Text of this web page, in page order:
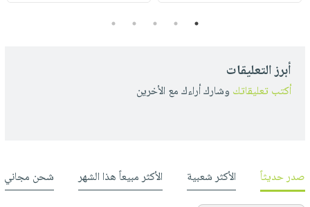
1
2
3
4
5
أبرز التعليقات
أكتب تعليقاتك وشارك أراءك مع الأخرين
صدر حديثاً الأكثر شعبية الأكثر مبيعاً هذا الشهر شحن مجاني